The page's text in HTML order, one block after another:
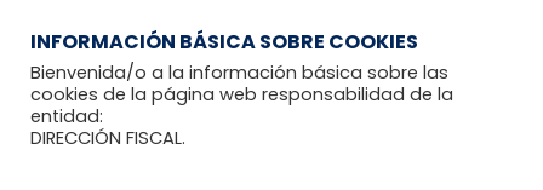
Recomendaciones al paciente reumático
INFORMACIÓN BÁSICA SOBRE COOKIES
Bienvenida/o a la información básica sobre las
cookies de la página web responsabilidad de la
entidad:
DIRECCIÓN FISCAL.